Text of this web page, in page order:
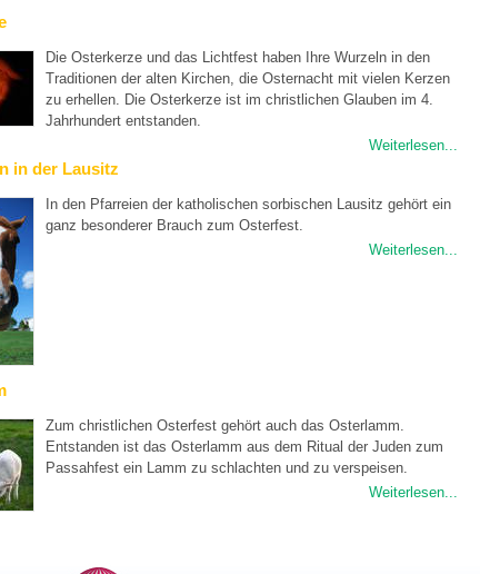
Die Osterkerze und das Lichtfest haben Ihre Wurzeln in den
Traditionen der alten Kirchen, die Osternacht mit vielen Kerzen
zu erhellen. Die Osterkerze ist im christlichen Glauben im 4.
Jahrhundert entstanden.
Weiterlesen...
in der Lausitz
In den Pfarreien der katholischen sorbischen Lausitz gehört ein
ganz besonderer Brauch zum Osterfest.
Weiterlesen...
Zum christlichen Osterfest gehört auch das Osterlamm.
Entstanden ist das Osterlamm aus dem Ritual der Juden zum
Passahfest ein Lamm zu schlachten und zu verspeisen.
Weiterlesen...